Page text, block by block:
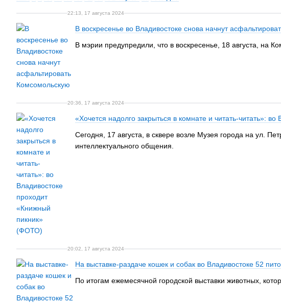
22:13, 17 августа 2024
В воскресенье во Владивостоке снова начнут
В мэрии предупредили, что в воскресенье, 18 августа, на
20:36, 17 августа 2024
«Хочется надолго закрыться в комнате и читать-читать»:
Сегодня, 17 августа, в сквере возле Музея города на ул.
интеллектуального общения.
20:02, 17 августа 2024
На выставке-раздаче кошек и собак во Владивостоке 52
По итогам ежемесячной городской выставки животных,